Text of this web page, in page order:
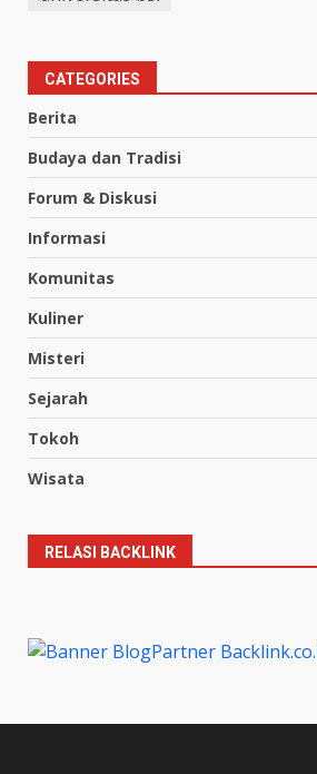
CATEGORIES
Berita
Budaya dan Tradisi
Forum & Diskusi
Informasi
Komunitas
Kuliner
Misteri
Sejarah
Tokoh
Wisata
RELASI BACKLINK